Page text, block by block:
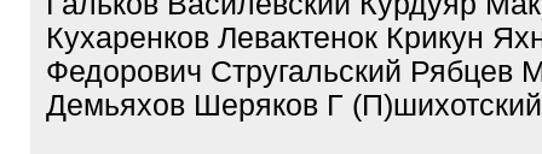
Кухаренков Левактенок Крикун
Федорович Стругальский Рябцев
Демьяхов Шеряков Г